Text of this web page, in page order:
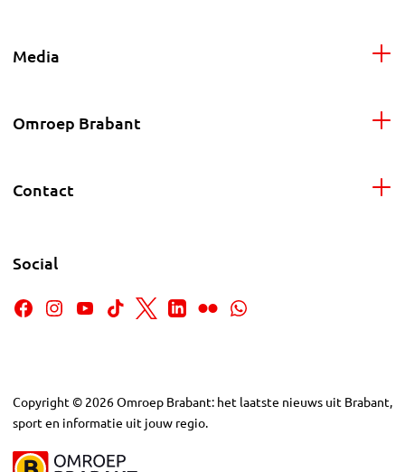
Media
Omroep Brabant
Contact
Social
Copyright © 2026Omroep Brabant: het laatste nieuws uit Brabant,
sport en informatie uit jouw regio.